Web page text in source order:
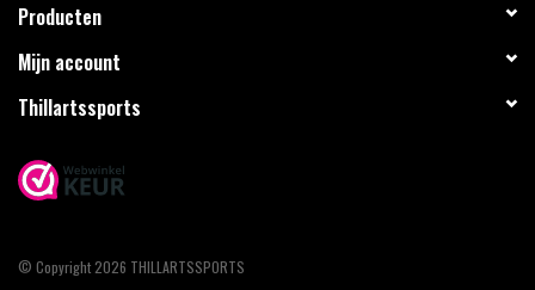
Producten
Mijn account
Thillartssports
© Copyright 2026 THILLARTSSPORTS